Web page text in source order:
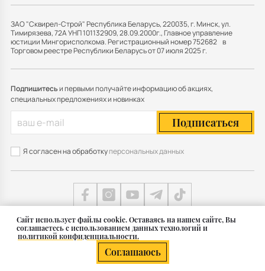
Cайт использует файлы cookie. Оставаясь на нашем сайте, Вы
соглашаетесь с использованием данных технологий и
политикой конфиденциальности.
Соглашаюсь
ЗАО "Сквирел-Строй" Республика Беларусь, 220035, г. Минск, ул.
Тимирязева, 72А УНП 101132909, 28.09.2000г., Главное управление
юстиции Мингорисполкома. Регистрационный номер 752682 в
Торговом реестре Республики Беларусь от 07 июля 2025 г.
Подпишитесьи первыми получайте информацию об акциях,
специальных предложениях и новинках
Подписаться
Я согласен на обработкуперсональных данных
© 2011 — 2026 Группа СКВИРЕЛ в Беларуси
Карта сайта
Разработка сайта — SLAM